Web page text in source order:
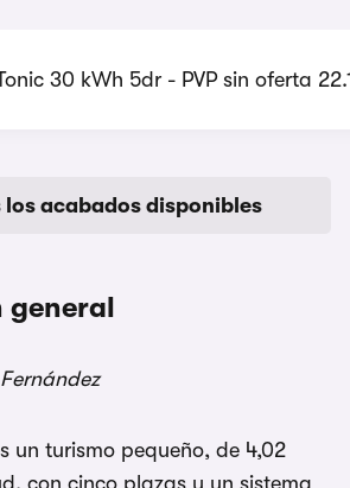
30 kWh 5dr - PVP sin oferta
los acabados disponibles
general
un turismo pequeño, de 4,02
con cinco plazas y un sistema